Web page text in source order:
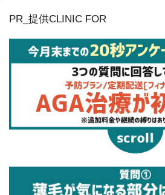
PR_提供CLINIC FOR